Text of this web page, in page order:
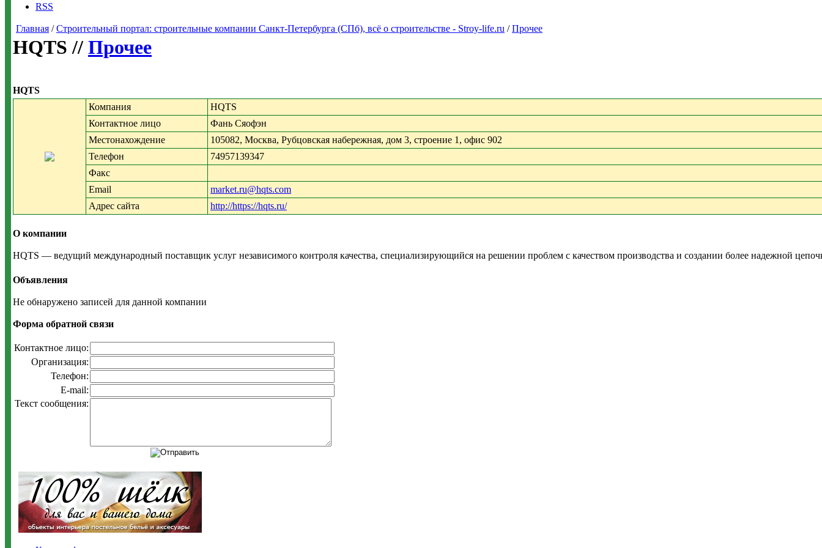
RSS
Главная /Строительный портал: строительные компании Санкт-Петербурга (СПб), всё о строительстве - Stroy-life.ru /Прочее
HQTS // Прочее
HQTS
Компания
HQTS
Контактное лицо
Фань Сяофэн
Местонахождение
105082, Москва, Рубцовская набережная, дом 3, строение 1, офис 902
Телефон
74957139347
Факс
Email
market.ru@hqts.com
Адрес сайта
http://https://hqts.ru/
О компании
HQTS — ведущий международный поставщик услуг независимого контроля качества, специализирующийся на решении проблем с качеством производства и создании более надежной
Объявления
Не обнаружено записей для данной компании
Форма обратной связи
Контактное лицо:
Организация:
Телефон:
E-mail:
Текст сообщения: